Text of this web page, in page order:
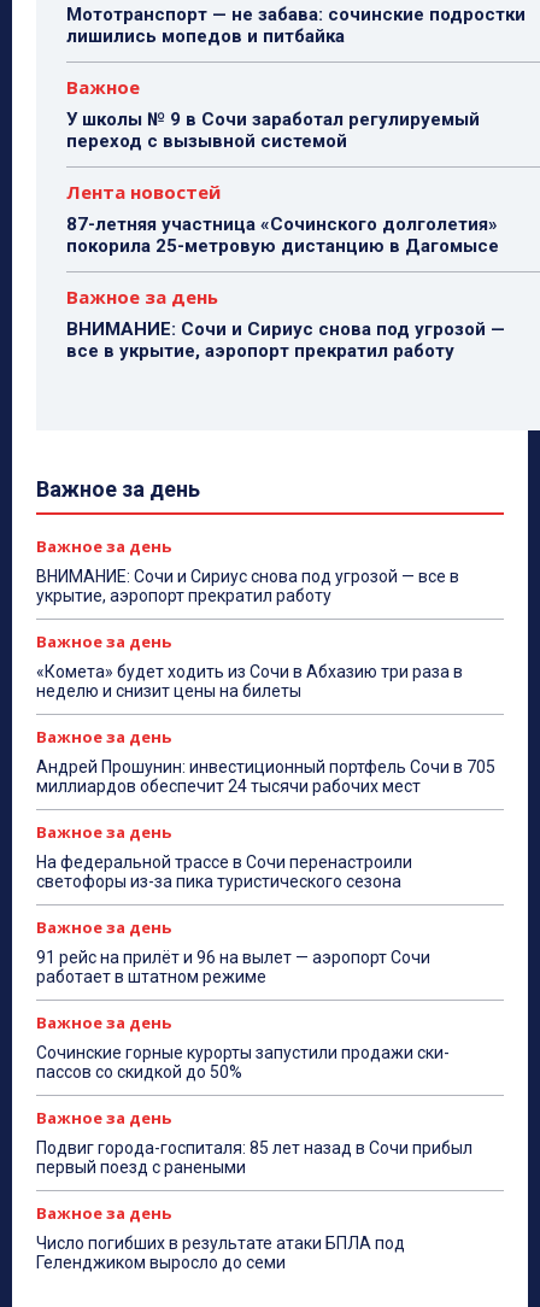
Мототранспорт — не забава: сочинские подростки
лишились мопедов и питбайка
Важное
У школы № 9 в Сочи заработал регулируемый
переход с вызывной системой
Лента новостей
87-летняя участница «Сочинского долголетия»
покорила 25-метровую дистанцию в Дагомысе
Важное за день
ВНИМАНИЕ: Сочи и Сириус снова под угрозой —
все в укрытие, аэропорт прекратил работу
Важное за день
Важное за день
ВНИМАНИЕ: Сочи и Сириус снова под угрозой — все в
укрытие, аэропорт прекратил работу
Важное за день
«Комета» будет ходить из Сочи в Абхазию три раза в
неделю и снизит цены на билеты
Важное за день
Андрей Прошунин: инвестиционный портфель Сочи в 705
миллиардов обеспечит 24 тысячи рабочих мест
Важное за день
На федеральной трассе в Сочи перенастроили
светофоры из-за пика туристического сезона
Важное за день
91 рейс на прилёт и 96 на вылет — аэропорт Сочи
работает в штатном режиме
Важное за день
Сочинские горные курорты запустили продажи ски-
пассов со скидкой до 50%
Важное за день
Подвиг города-госпиталя: 85 лет назад в Сочи прибыл
первый поезд с ранеными
Важное за день
Число погибших в результате атаки БПЛА под
Геленджиком выросло до семи